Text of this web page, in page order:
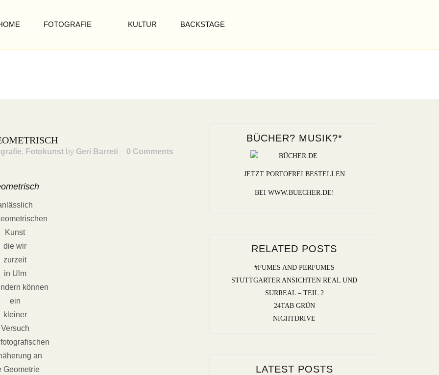
FOTOGRAFIE KULTUR BACKSTAGE
, Fotokunst by Geri Barreti
0 Comments
Kunst
die wir
zurzeit
in Ulm
können
ein
kleiner
Versuch
an
Geometrie
BÜCHER? MUSIK?*
JETZT PORTOFREI BESTELLEN
BEI WWW.BUECHER.DE!
RELATED POSTS
#FUMES AND PERFUMES
STUTTGARTER ANSICHTEN REAL UND
SURREAL – TEIL 2
24TAB GRÜN
NIGHTDRIVE
LATEST POSTS